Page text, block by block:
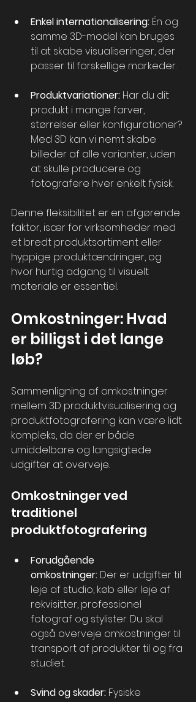
Enkel internationalisering: Én og
samme 3D-model kan bruges
til at skabe visualiseringer, der
passer til forskellige markeder.
Produktvariationer: Har du dit
produkt i mange farver,
størrelser eller konfigurationer?
Med 3D kan vi nemt skabe
billeder af alle varianter, uden
at skulle producere og
fotografere hver enkelt fysisk.
Denne fleksibilitet er en afgørende
faktor, især for virksomheder med
et bredt produktsortiment eller
hyppige produktændringer, og
hvor hurtig adgang til visuelt
materiale er essentiel.
Omkostninger: Hvad
er billigst i det lange
løb?
Sammenligning af omkostninger
mellem 3D produktvisualisering og
produktfotografering kan være lidt
kompleks, da der er både
umiddelbare og langsigtede
udgifter at overveje.
Omkostninger ved
traditionel
produktfotografering
Forudgående
omkostninger: Der er udgifter til
leje af studio, køb eller leje af
rekvisitter, professionel
fotograf og stylister. Du skal
også overveje omkostninger til
transport af produkter til og fra
studiet.
Svind og skader: Fysiske